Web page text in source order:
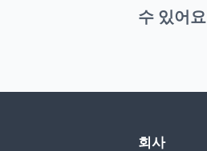
수 있어요
회사